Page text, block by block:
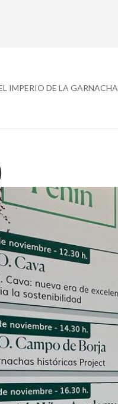
IMPERIO DE LA GARNACHA